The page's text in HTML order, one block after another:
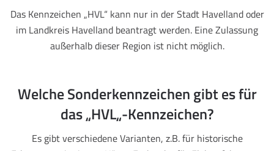
Das Kennzeichen „HVL“ kann nur in der Stadt Havelland oder
im Landkreis Havelland beantragt werden. Eine Zulassung
außerhalb dieser Region ist nicht möglich.
Welche Sonderkennzeichen gibt es für
das „HVL„-Kennzeichen?
Es gibt verschiedene Varianten, z.B. für historische